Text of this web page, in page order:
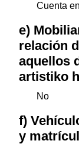
Cuenta
e)
relación
aquellos
artistiko
No
f)
y